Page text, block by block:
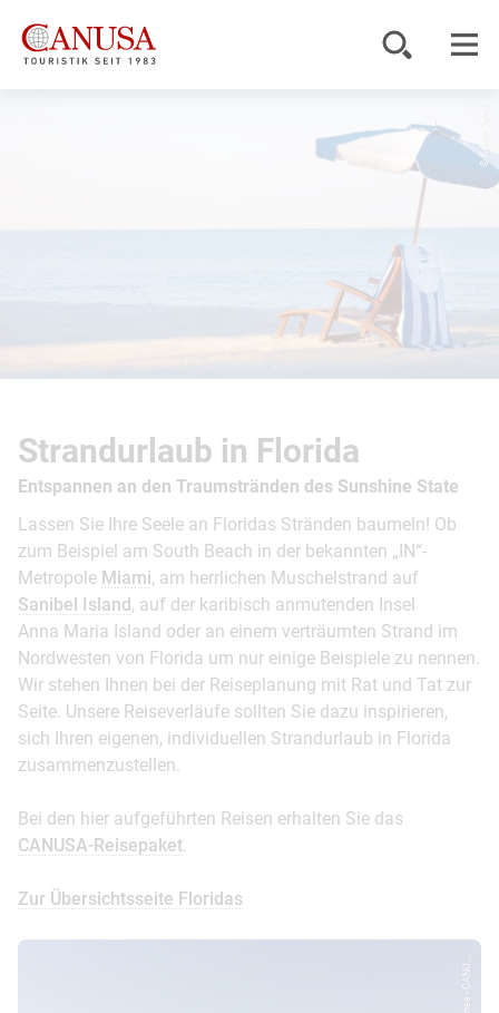
© Kevin Syms
Strandurlaub in Florida
Entspannen an den Traumstränden des Sunshine State
Lassen Sie Ihre Seele an Floridas Stränden baumeln! Ob
zum Beispiel am South Beach in der bekannten „IN“-
Metropole Miami, am herrlichen Muschelstrand auf
Sanibel Island, auf der karibisch anmutenden Insel
Anna Maria Island oder an einem verträumten Strand im
Nordwesten von Florida um nur einige Beispiele zu nennen.
Wir stehen Ihnen bei der Reiseplanung mit Rat und Tat zur
Seite. Unsere Reiseverläufe sollten Sie dazu inspirieren,
sich Ihren eigenen, individuellen Strandurlaub in Florida
zusammenzustellen.
Bei den hier aufgeführten Reisen erhalten Sie das
CANUSA-Reisepaket.
Zur Übersichtsseite Floridas